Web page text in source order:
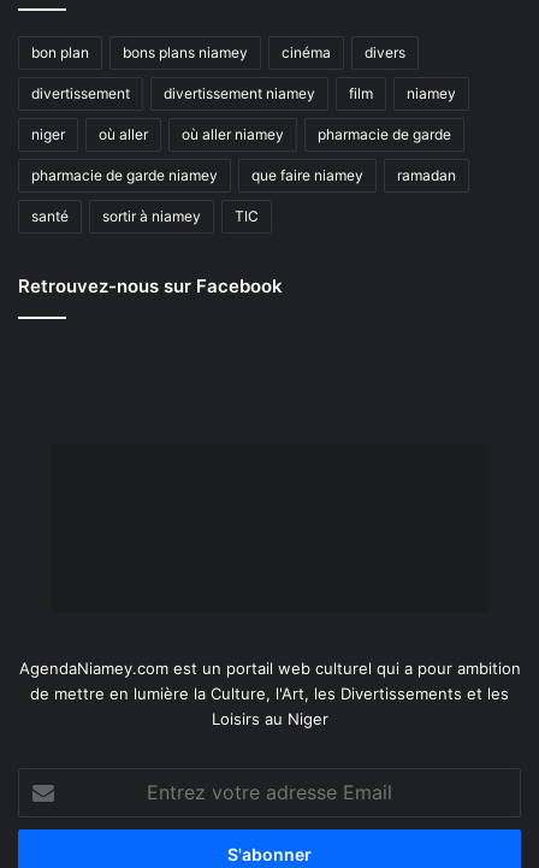
bon plan bons plans niamey cinéma divers
divertissement divertissement niamey film niamey
niger où aller où aller niamey pharmacie de garde
pharmacie de garde niamey que faire niamey ramadan
santé sortir à niamey TIC
Retrouvez-nous sur Facebook
AgendaNiamey.com est un portail web culturel qui a pour ambition
de mettre en lumière la Culture, l'Art, les Divertissements et les
Loisirs au Niger
Entrez
votre
adresse